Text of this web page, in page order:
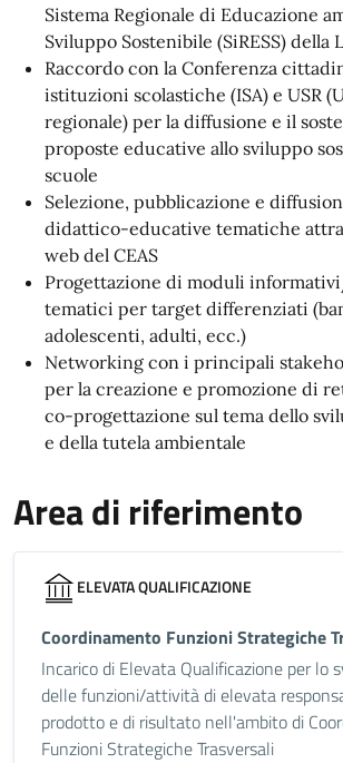
Sistema Regionale di Educazione
Sviluppo Sostenibile (SiRESS) della
Raccordo con la Conferenza
istituzioni scolastiche (ISA) e USR
regionale) per la diffusione e il
proposte educative allo sviluppo
scuole
Selezione, pubblicazione e
didattico-educative tematiche
web del CEAS
Progettazione di moduli
tematici per target differenziati
adolescenti, adulti, ecc.)
Networking con i principali
per la creazione e promozione di
co-progettazione sul tema dello
e della tutela ambientale
Area di riferimento
ELEVATA QUALIFICAZIONE
Coordinamento Funzioni Strategiche
Incarico di Elevata Qualificazione per lo
delle funzioni/attività di elevata
prodotto e di risultato nell'ambito di
Funzioni Strategiche Trasversali